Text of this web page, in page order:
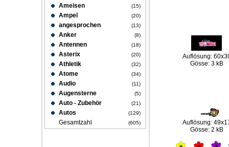
Ameisen (15)
Ampel (20)
angesprochen (13)
Anker (8)
Antennen (18)
Asterix (20)
Athletik (32)
Atome (34)
Audio (11)
Augensterne (5)
Auto - Zubehör (21)
Autos (129)
Gesamtzahl (605)
Auflösung:
Gösse: 3 kB
Auflösung:
Gösse: 2 kB